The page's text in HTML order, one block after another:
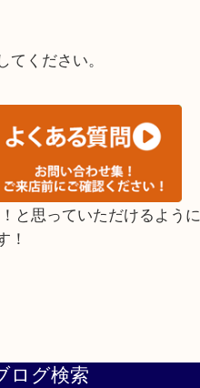
でご相談ください。
日頃よくお伺いされるご